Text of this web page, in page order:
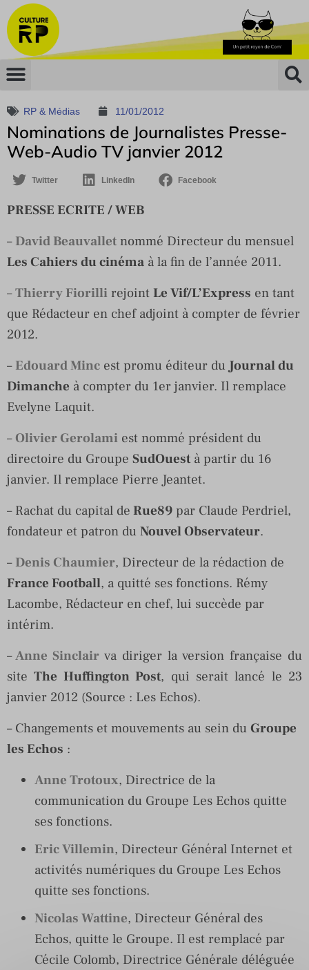
RP & Médias 11/01/2012
Nominations de Journalistes Presse-
Web-Audio TV janvier 2012
Twitter LinkedIn Facebook
PRESSE ECRITE / WEB
– David Beauvallet nommé Directeur du mensuel
Les Cahiers du cinéma à la fin de l’année 2011.
–Thierry Fiorilli rejoint Le Vif/L’Express en tant
que Rédacteur en chef adjoint à compter de février
2012.
– Edouard Minc est promu éditeur du Journal du
Dimanche à compter du 1er janvier. Il remplace
Evelyne Laquit.
– Olivier Gerolami est nommé président du
directoire du Groupe SudOuestà partir du 16
janvier. Il remplace Pierre Jeantet.
– Rachat du capital de Rue89 par Claude Perdriel,
fondateur et patron du Nouvel Observateur.
– Denis Chaumier, Directeur de la rédaction de
France Football, a quitté ses fonctions. Rémy
Lacombe, Rédacteur en chef, lui succède par
intérim.
–Anne Sinclair va diriger la version française du
siteThe Huffington Post, qui serait lancé le 23
janvier 2012 (Source : Les Echos).
– Changements et mouvements au sein du Groupe
les Echos :
Anne Trotoux, Directrice de la
communication du Groupe Les Echos quitte
ses fonctions.
Eric Villemin, Directeur Général Internet et
activités numériques du Groupe Les Echos
quitte ses fonctions.
Nicolas Wattine, Directeur Général des
Echos, quitte le Groupe. Il est remplacé par
Cécile Colomb, Directrice Générale déléguée